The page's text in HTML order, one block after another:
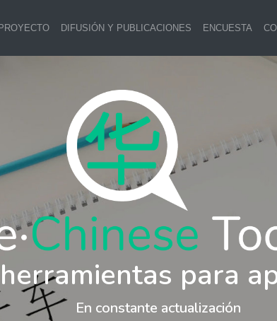
DIFUSIÓN Y PUBLICACIONES ENCUESTA
para
En constante actualización